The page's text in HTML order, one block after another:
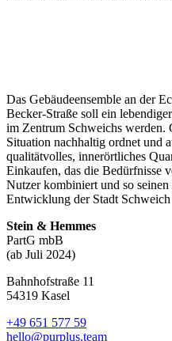
Das Gebäudeensemble an der
Becker-Straße soll ein
im Zentrum Schweichs werden.
Situation nachhaltig ordnet und
qualitätvolles, innerörtliches
Einkaufen, das die Bedürfnisse
Nutzer kombiniert und so
Entwicklung der Stadt Schweich
Stein & Hemmes
PartG mbB
(ab Juli 2024)
Bahnhofstraße 11
54319 Kasel
+49 651 577 59
hello@purplus.team